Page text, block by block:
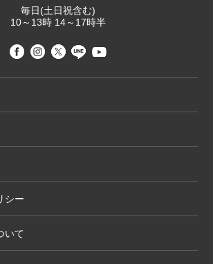
毎日(土日祝含む)
10～13時 14～17時半
シー
いて